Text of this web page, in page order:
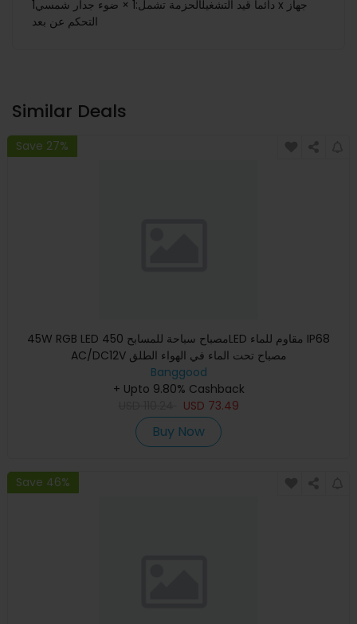
دائماً قيد التشغيل الحزمة تشمل:1 × ضوء جدار شمسي1 x جهاز
التحكم عن بعد
Similar Deals
Save 27%
45W RGB LED مصباح سباحة للمسابح 450LED مقاوم للماء IP68
AC/DC12V مصباح تحت الماء في الهواء الطلق
Banggood
+ Upto 9.80% Cashback
USD 73.49
Buy Now
Save 46%